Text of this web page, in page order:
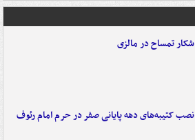
شکار تمساح در مالزی
نصب کتیبه‌های دهه پایانی صفر در حرم امام رئوف